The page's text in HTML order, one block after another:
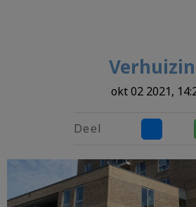
okt 02 2021,
Deel